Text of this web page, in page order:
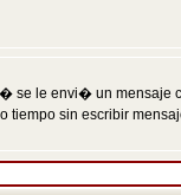
le envi� un
sin escribir